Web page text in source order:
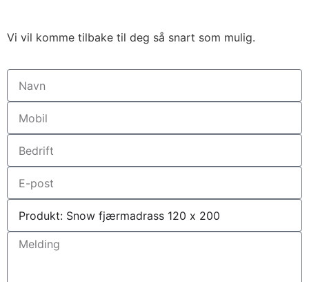
Vi vil komme tilbake til deg så snart som mulig.